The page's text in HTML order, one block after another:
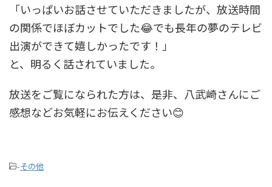
「いっぱいお話させていただきましたが、放送時間
の関係でほぼカットでした😂でも長年の夢のテレビ
出演ができて嬉しかったです！」
と、明るく話されていました。
放送をご覧になられた方は、是非、八武崎さんにご
感想などお気軽にお伝えください😊
-その他